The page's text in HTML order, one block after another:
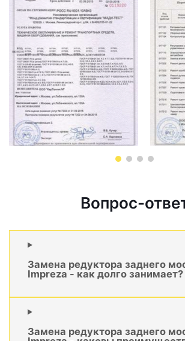
Вопрос-
Замена редуктора заднего
Impreza - как долго занимает?
Замена редуктора заднего